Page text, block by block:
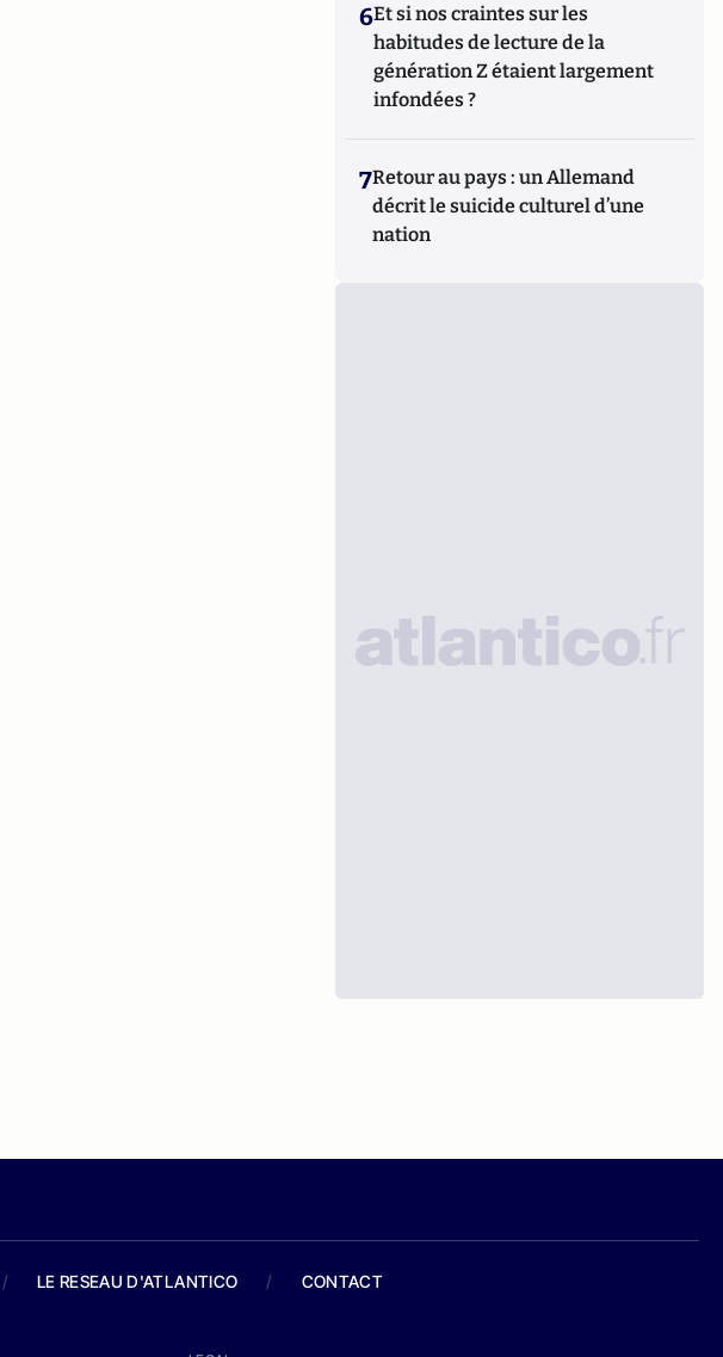
6Et si nos craintes sur les
habitudes de lecture de la
génération Z étaient largement
infondées ?
7Retour au pays : un Allemand
décrit le suicide culturel d’une
nation
/ LE RESEAU D'ATLANTICO / CONTACT